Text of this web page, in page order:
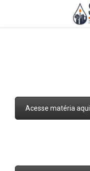
Acesse matéria aqui